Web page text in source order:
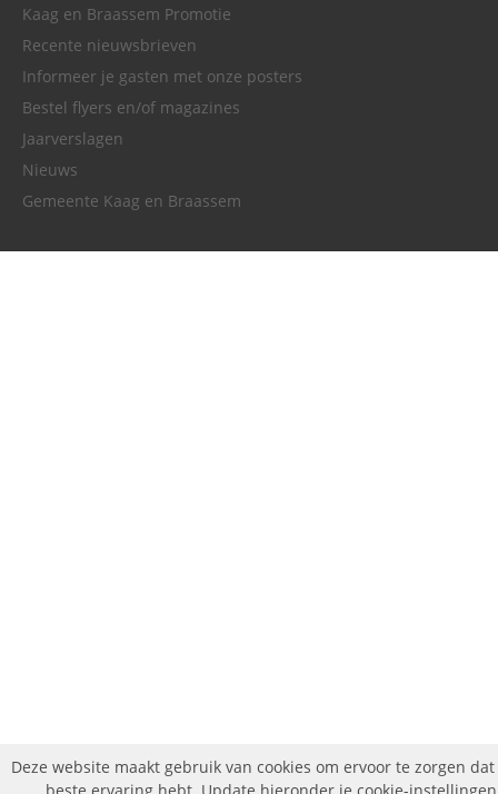
Deze website maakt gebruik van cookies om ervoor te zorgen
beste ervaring hebt. Update hieronder je cookie-
Kaag en Braassem Promotie
Recente nieuwsbrieven
Informeer je gasten met onze posters
Bestel flyers en/of magazines
Jaarverslagen
Nieuws
Gemeente Kaag en Braassem